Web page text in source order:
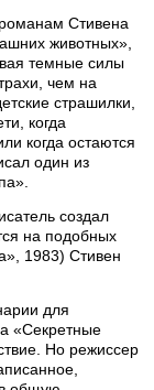
Стивена
животных»,
темные силы
чем на
страшилки,
когда
когда остаются
один из
создал
на подобных
1983) Стивен
для
«Секретные
Но режиссер